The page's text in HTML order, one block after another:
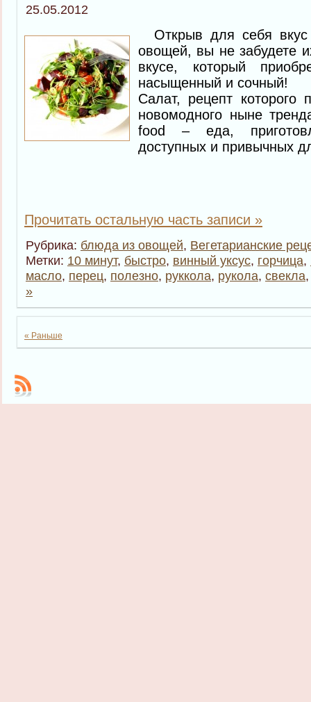
25.05.2012
Открыв для себя вкус
овощей, вы не забудете
вкусе, который
насыщенный и сочный!
Салат, рецепт
новомодного ныне
food – еда,
доступных и привычных
Прочитать остальную часть записи »
Рубрика: блюда из овощей, Вегетарианские
Метки: 10 минут, быстро, винный уксус, горчица,
масло, перец, полезно, руккола, рукола, свекла
»
« Раньше